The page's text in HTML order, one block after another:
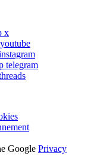
x
telegram
Google Privacy